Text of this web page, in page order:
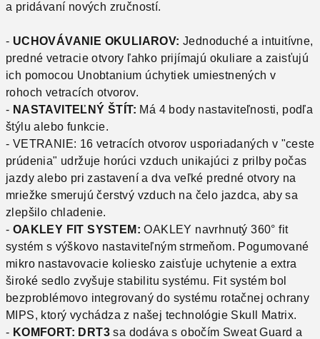
a pridávaní nových zručností.
- UCHOVÁVANIE OKULIAROV: Jednoduché a intuitívne,
predné vetracie otvory ľahko prijímajú okuliare a zaisťujú
ich pomocou Unobtanium úchytiek umiestnených v
rohoch vetracích otvorov.
- NASTAVITEĽNÝ ŠTÍT: Má 4 body nastaviteľnosti, podľa
štýlu alebo funkcie.
- VETRANIE: 16 vetracích otvorov usporiadaných v "ceste
prúdenia" udržuje horúci vzduch unikajúci z prilby počas
jazdy alebo pri zastavení a dva veľké predné otvory na
mriežke smerujú čerstvý vzduch na čelo jazdca, aby sa
zlepšilo chladenie.
- OAKLEY FIT SYSTEM: OAKLEY navrhnutý 360° fit
systém s výškovo nastaviteľným strmeňom. Pogumované
mikro nastavovacie koliesko zaisťuje uchytenie a extra
široké sedlo zvyšuje stabilitu systému. Fit systém bol
bezproblémovo integrovaný do systému rotačnej ochrany
MIPS, ktorý vychádza z našej technológie Skull Matrix.
- KOMFORT: DRT3 sa dodáva s obočím Sweat Guard a